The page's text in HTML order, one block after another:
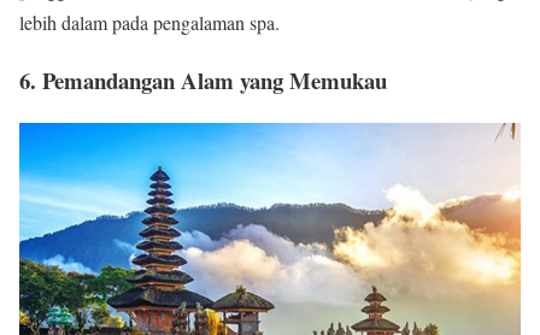
lebih dalam pada pengalaman spa.
6. Pemandangan Alam yang Memukau